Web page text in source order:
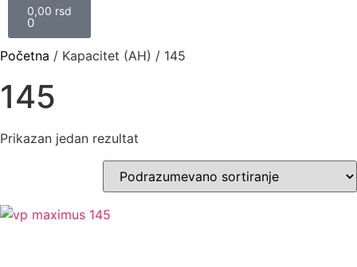
0,00 rsd
0
Početna / Kapacitet (AH) / 145
145
Prikazan jedan rezultat